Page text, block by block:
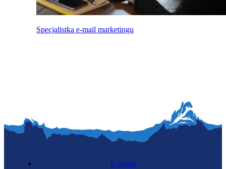
Specjalistka e-mail marketingu
Kontakt